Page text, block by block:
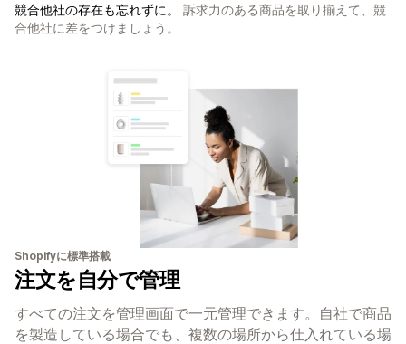
競合他社の存在も忘れずに。
訴求力のある商品を取り揃えて、競
合他社に差をつけましょう。
Shopifyに標準搭載
注文を自分で管理
すべての注文を管理画面で一元管理できます。自社で商品
を製造している場合でも、複数の場所から仕入れている場